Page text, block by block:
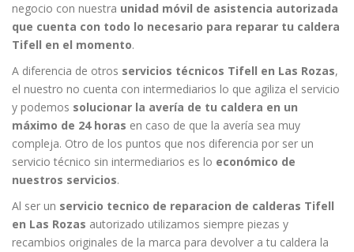
negocio con nuestra unidad móvil de asistencia autorizada
que cuenta con todo lo necesario para reparar tu caldera
Tifell en el momento.
A diferencia de otros servicios técnicos Tifell en Las Rozas,
el nuestro no cuenta con intermediarios lo que agiliza el servicio
y podemos solucionar la avería de tu caldera en un
máximo de 24 horas en caso de que la avería sea muy
compleja. Otro de los puntos que nos diferencia por ser un
servicio técnico sin intermediarios es lo económico de
nuestros servicios.
Al ser un servicio tecnico de reparacion de calderas Tifell
en Las Rozas autorizado utilizamos siempre piezas y
recambios originales de la marca para devolver a tu caldera la